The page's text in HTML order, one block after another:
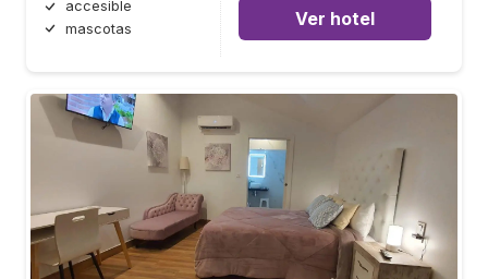
accesible
mascotas
Ver hotel